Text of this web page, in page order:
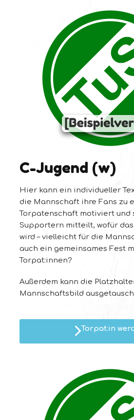
C-Jugend (w)
Hier kann ein individueller
die Mannschaft ihre Fans zu
Torpatenschaft motiviert und
Supportern mitteilt, wofür
wird – vielleicht für die
auch ein gemeinsames Fest
Torpat:innen?
Außerdem kann die
Mannschaftsbild
Torpat:in